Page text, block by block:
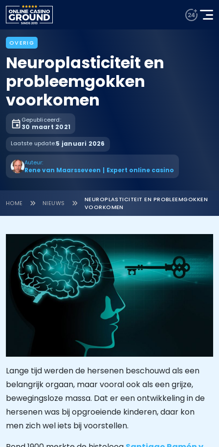
OVERIG
Neuroplasticiteit en
probleemgokken
voorkomen
Gepubliceerd:
30 maart 2021
Laatste update:5 januari 2026
Auteur:
Rene van Maarsseveen | Expert online casino
HOME NIEUWS
NEUROPLASTICITEIT EN PROBLEEMGOKKEN
VOORKOMEN
Lange tijd werden de hersenen beschouwd als een
belangrijk orgaan, maar vooral ook als een grijze,
bewegingsloze massa. Dat er een ontwikkeling in de
hersenen was bij opgroeiende kinderen, daar kon
men zich wel iets bij voorstellen.